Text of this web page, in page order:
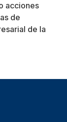
acciones
de
de la